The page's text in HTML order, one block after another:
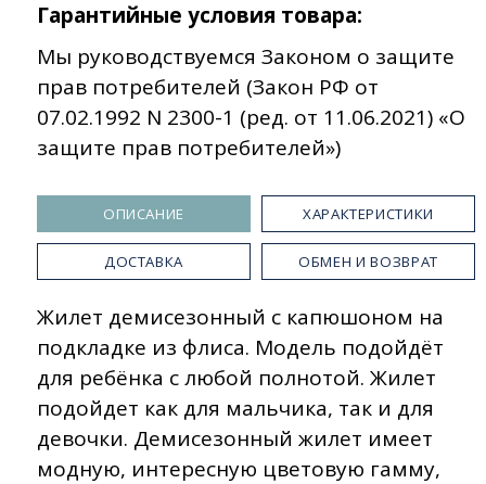
Гарантийные условия товара:
Мы руководствуемся Законом о защите
прав потребителей (Закон РФ от
07.02.1992 N 2300-1 (ред. от 11.06.2021) «О
защите прав потребителей»)
ОПИСАНИЕ ХАРАКТЕРИСТИКИ
ДОСТАВКА ОБМЕН И ВОЗВРАТ
Жилет демисезонный с капюшоном на
подкладке из флиса. Модель подойдёт
для ребёнка с любой полнотой. Жилет
подойдет как для мальчика, так и для
девочки. Демисезонный жилет имеет
модную, интересную цветовую гамму,